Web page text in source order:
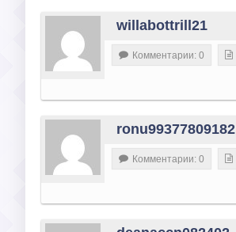
willabottrill21
Комментарии: 0
ronu99377809182
Комментарии: 0